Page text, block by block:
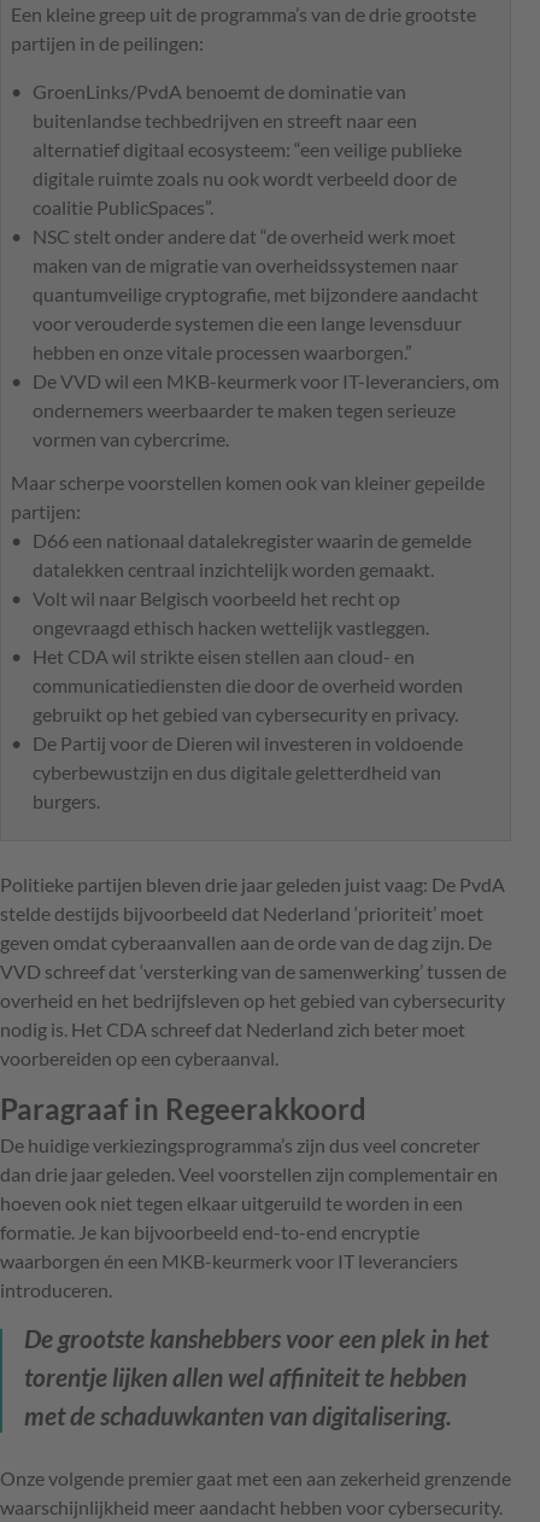
Een kleine greep uit de programma’s van de drie grootste
partijen in de peilingen:
GroenLinks/PvdA benoemt de dominatie van
buitenlandse techbedrijven en streeft naar een
alternatief digitaal ecosysteem: “een veilige publieke
digitale ruimte zoals nu ook wordt verbeeld door de
coalitie PublicSpaces”.
NSC stelt onder andere dat “de overheid werk moet
maken van de migratie van overheidssystemen naar
quantumveilige cryptografie, met bijzondere aandacht
voor verouderde systemen die een lange levensduur
hebben en onze vitale processen waarborgen.”
De VVD wil een MKB-keurmerk voor IT-leveranciers, om
ondernemers weerbaarder te maken tegen serieuze
vormen van cybercrime.
Maar scherpe voorstellen komen ook van kleiner gepeilde
partijen:
D66 een nationaal datalekregister waarin de gemelde
datalekken centraal inzichtelijk worden gemaakt.
Volt wil naar Belgisch voorbeeld het recht op
ongevraagd ethisch hacken wettelijk vastleggen.
Het CDA wil strikte eisen stellen aan cloud- en
communicatiediensten die door de overheid worden
gebruikt op het gebied van cybersecurity en privacy.
De Partij voor de Dieren wil investeren in voldoende
cyberbewustzijn en dus digitale geletterdheid van
burgers.
Politieke partijen bleven drie jaar geleden juist vaag: De PvdA
stelde destijds bijvoorbeeld dat Nederland ‘prioriteit’ moet
geven omdat cyberaanvallen aan de orde van de dag zijn. De
VVD schreef dat ‘versterking van de samenwerking’ tussen de
overheid en het bedrijfsleven op het gebied van cybersecurity
nodig is. Het CDA schreef dat Nederland zich beter moet
voorbereiden op een cyberaanval.
Paragraaf in Regeerakkoord
De huidige verkiezingsprogramma’s zijn dus veel concreter
dan drie jaar geleden. Veel voorstellen zijn complementair en
hoeven ook niet tegen elkaar uitgeruild te worden in een
formatie. Je kan bijvoorbeeld end-to-end encryptie
waarborgen én een MKB-keurmerk voor IT leveranciers
introduceren.
De grootste kanshebbers voor een plek in het
torentje lijken allen wel affiniteit te hebben
met de schaduwkanten van digitalisering.
Onze volgende premier gaat met een aan zekerheid grenzende
waarschijnlijkheid meer aandacht hebben voor cybersecurity.